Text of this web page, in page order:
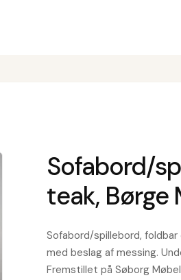
Sofabord/
teak, Børge
Sofabord/spillebord,
med beslag af messing.
Fremstillet på Søborg